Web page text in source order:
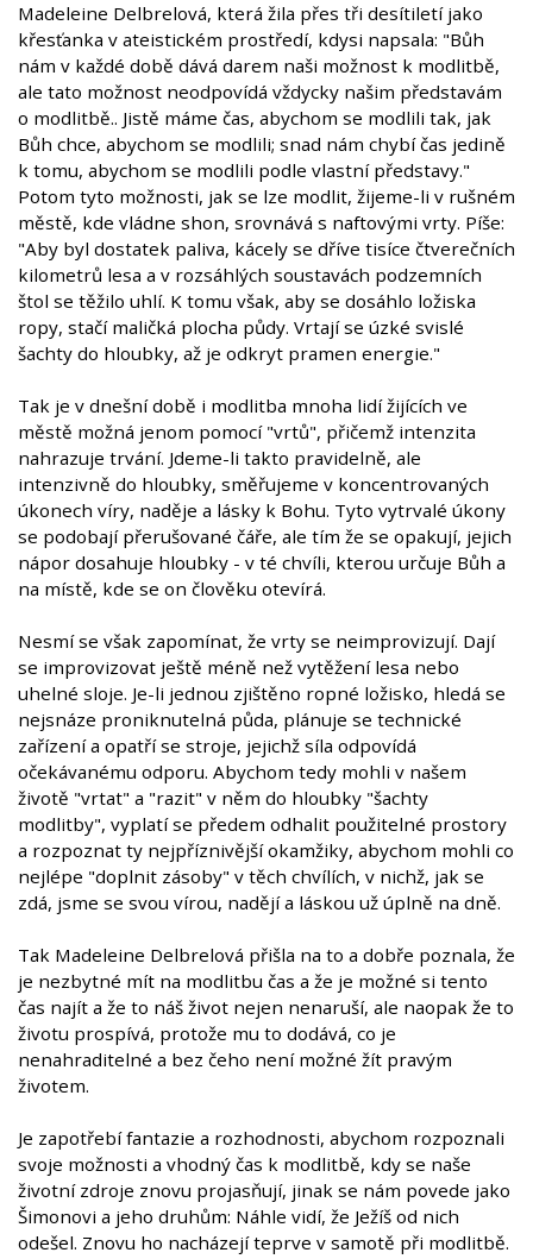
Madeleine Delbrelová, která žila přes tři desítiletí jako
křesťanka v ateistickém prostředí, kdysi napsala: "Bůh
nám v každé době dává darem naši možnost k modlitbě,
ale tato možnost neodpovídá vždycky našim představám
o modlitbě.. Jistě máme čas, abychom se modlili tak, jak
Bůh chce, abychom se modlili; snad nám chybí čas jedině
k tomu, abychom se modlili podle vlastní představy."
Potom tyto možnosti, jak se lze modlit, žijeme-li v rušném
městě, kde vládne shon, srovnává s naftovými vrty. Píše:
"Aby byl dostatek paliva, kácely se dříve tisíce čtverečních
kilometrů lesa a v rozsáhlých soustavách podzemních
štol se těžilo uhlí. K tomu však, aby se dosáhlo ložiska
ropy, stačí maličká plocha půdy. Vrtají se úzké svislé
šachty do hloubky, až je odkryt pramen energie."
Tak je v dnešní době i modlitba mnoha lidí žijících ve
městě možná jenom pomocí "vrtů", přičemž intenzita
nahrazuje trvání. Jdeme-li takto pravidelně, ale
intenzivně do hloubky, směřujeme v koncentrovaných
úkonech víry, naděje a lásky k Bohu. Tyto vytrvalé úkony
se podobají přerušované čáře, ale tím že se opakují, jejich
nápor dosahuje hloubky - v té chvíli, kterou určuje Bůh a
na místě, kde se on člověku otevírá.
Nesmí se však zapomínat, že vrty se neimprovizují. Dají
se improvizovat ještě méně než vytěžení lesa nebo
uhelné sloje. Je-li jednou zjištěno ropné ložisko, hledá se
nejsnáze proniknutelná půda, plánuje se technické
zařízení a opatří se stroje, jejichž síla odpovídá
očekávanému odporu. Abychom tedy mohli v našem
životě "vrtat" a "razit" v něm do hloubky "šachty
modlitby", vyplatí se předem odhalit použitelné prostory
a rozpoznat ty nejpříznivější okamžiky, abychom mohli co
nejlépe "doplnit zásoby" v těch chvílích, v nichž, jak se
zdá, jsme se svou vírou, nadějí a láskou už úplně na dně.
Tak Madeleine Delbrelová přišla na to a dobře poznala, že
je nezbytné mít na modlitbu čas a že je možné si tento
čas najít a že to náš život nejen nenaruší, ale naopak že to
životu prospívá, protože mu to dodává, co je
nenahraditelné a bez čeho není možné žít pravým
životem.
Je zapotřebí fantazie a rozhodnosti, abychom rozpoznali
svoje možnosti a vhodný čas k modlitbě, kdy se naše
životní zdroje znovu projasňují, jinak se nám povede jako
Šimonovi a jeho druhům: Náhle vidí, že Ježíš od nich
odešel. Znovu ho nacházejí teprve v samotě při modlitbě.